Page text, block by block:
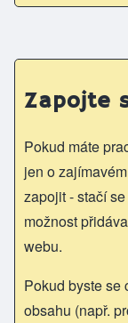
Zapojte
Pokud máte
jen o
zapojit - stačí se
možnost
webu.
Pokud byste se
obsahu (např.